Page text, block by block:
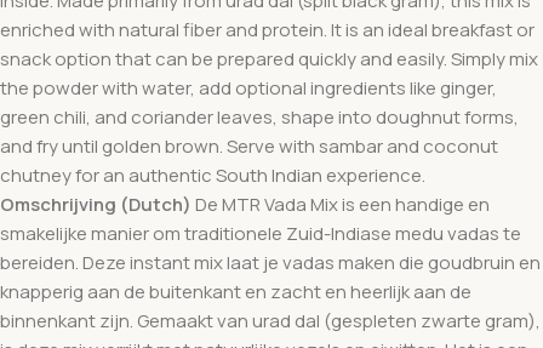
enriched with natural fiber and protein. It is an ideal breakfast or
snack option that can be prepared quickly and easily. Simply mix
the powder with water, add optional ingredients like ginger,
green chili, and coriander leaves, shape into doughnut forms,
and fry until golden brown. Serve with sambar and coconut
chutney for an authentic South Indian experience.
Omschrijving (Dutch) De MTR Vada Mix is een handige en
smakelijke manier om traditionele Zuid-Indiase medu vadas te
bereiden. Deze instant mix laat je vadas maken die goudbruin en
knapperig aan de buitenkant en zacht en heerlijk aan de
binnenkant zijn. Gemaakt van urad dal (gespleten zwarte gram),